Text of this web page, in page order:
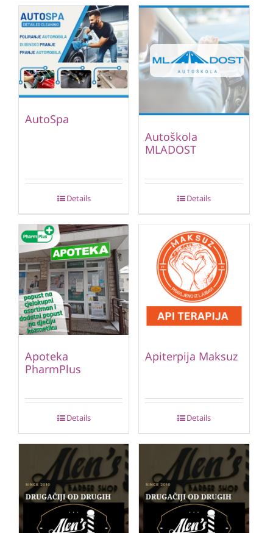
AutoSpa
Details
Autoškola
MLADOST
Details
Apoteka
PharmPlus
Details
Apiterpija Maksuz
Details